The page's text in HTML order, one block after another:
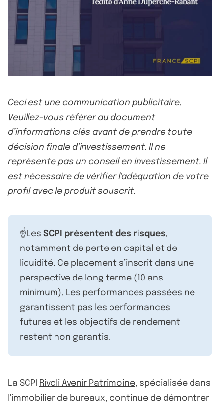
Ceci est une communication publicitaire.
Veuillez-vous référer au document
d’informations clés avant de prendre toute
décision finale d’investissement. Il ne
représente pas un conseil en investissement. Il
est nécessaire de vérifier l'adéquation de votre
profil avec le produit souscrit.
☝️Les SCPI présentent des risques,
notamment de perte en capital et de
liquidité. Ce placement s’inscrit dans une
perspective de long terme (10 ans
minimum). Les performances passées ne
garantissent pas les performances
futures et les objectifs de rendement
restent non garantis.
La SCPI Rivoli Avenir Patrimoine, spécialisée dans
l'immobilier de bureaux, continue de démontrer